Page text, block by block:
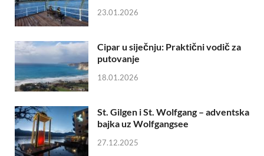
23.01.2026
Cipar u siječnju: Praktični vodič za
putovanje
18.01.2026
St. Gilgen i St. Wolfgang – adventska
bajka uz Wolfgangsee
27.12.2025